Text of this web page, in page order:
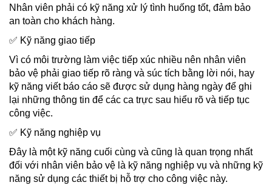
Nhân viên phải có kỹ năng xử lý tình huống tốt, đảm bảo
an toàn cho khách hàng.
✅ Kỹ năng giao tiếp
Vì có môi trường làm việc tiếp xúc nhiều nên nhân viên
bảo vệ phải giao tiếp rõ ràng và súc tích bằng lời nói, hay
kỹ năng viết báo cáo sẽ được sử dụng hàng ngày để ghi
lại những thông tin để các ca trực sau hiểu rõ và tiếp tục
công việc.
✅ Kỹ năng nghiệp vụ
Đây là một kỹ năng cuối cùng và cũng là quan trọng nhất
đối với nhân viên bảo vệ là kỹ năng nghiệp vụ và những kỹ
năng sử dụng các thiết bị hỗ trợ cho công việc này.